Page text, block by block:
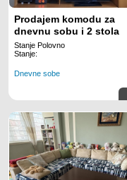
Prodajem komodu za
dnevnu sobu i 2 stola
Stanje Polovno
Stanje:
Dnevne sobe